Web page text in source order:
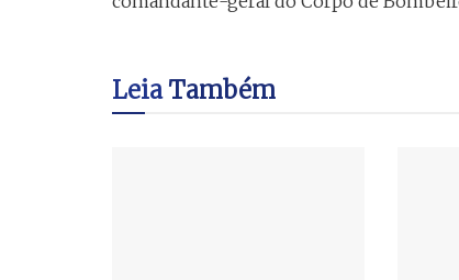
LeiaTambém